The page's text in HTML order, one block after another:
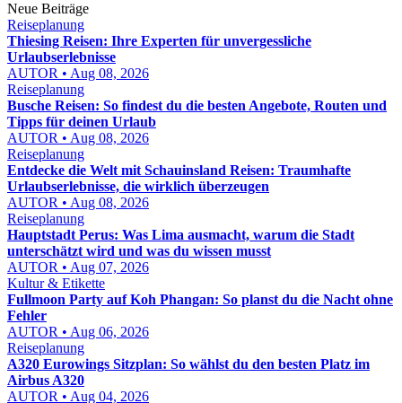
Neue Beiträge
Reiseplanung
Thiesing Reisen: Ihre Experten für unvergessliche
Urlaubserlebnisse
AUTOR • Aug 08, 2026
Reiseplanung
Busche Reisen: So findest du die besten Angebote, Routen und
Tipps für deinen Urlaub
AUTOR • Aug 08, 2026
Reiseplanung
Entdecke die Welt mit Schauinsland Reisen: Traumhafte
Urlaubserlebnisse, die wirklich überzeugen
AUTOR • Aug 08, 2026
Reiseplanung
Hauptstadt Perus: Was Lima ausmacht, warum die Stadt
unterschätzt wird und was du wissen musst
AUTOR • Aug 07, 2026
Kultur & Etikette
Fullmoon Party auf Koh Phangan: So planst du die Nacht ohne
Fehler
AUTOR • Aug 06, 2026
Reiseplanung
A320 Eurowings Sitzplan: So wählst du den besten Platz im
Airbus A320
AUTOR • Aug 04, 2026